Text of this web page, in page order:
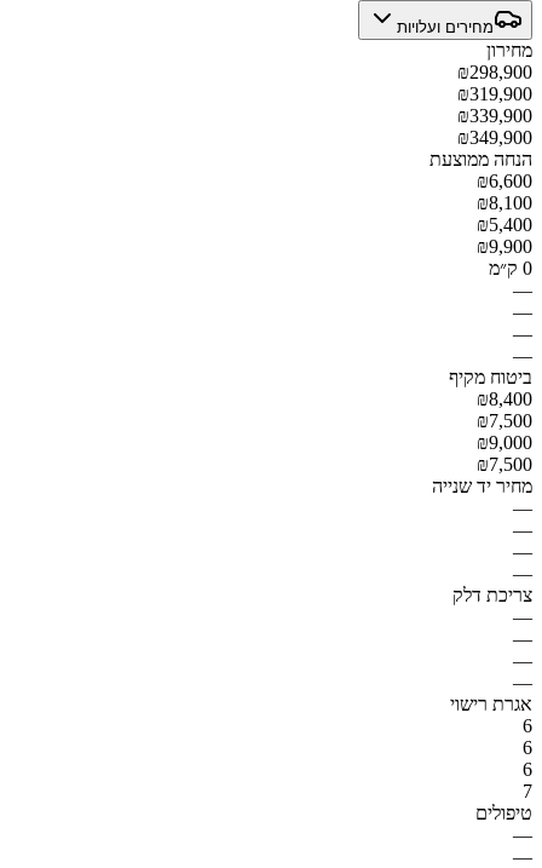
מחירים ועלויות
מחירון
₪298,900
₪319,900
₪339,900
₪349,900
הנחה ממוצעת
₪6,600
₪8,100
₪5,400
₪9,900
0 ק״מ
—
—
—
—
ביטוח מקיף
₪8,400
₪7,500
₪9,000
₪7,500
מחיר יד שנייה
—
—
—
—
צריכת דלק
—
—
—
—
אגרת רישוי
6
6
6
7
טיפולים
—
—